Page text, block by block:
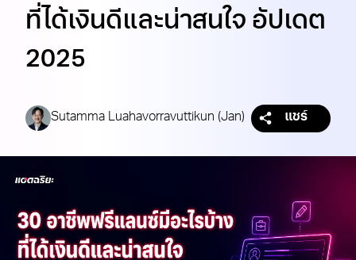
ที่ได้เงินดีและน่าสนใจ อัปเดต
2025
Sutamma Luahavorravuttikun (Jan) แชร์